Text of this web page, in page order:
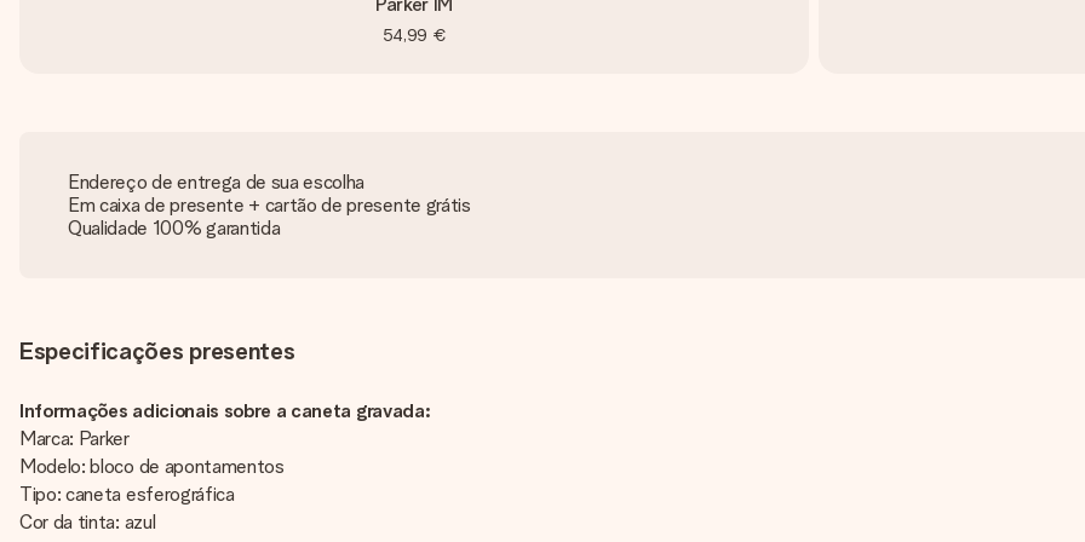
Parker IM
54,99 €
Endereço de entrega de sua escolha
Em caixa de presente + cartão de presente grátis
Qualidade 100% garantida
Especificações presentes
Informações adicionais sobre a caneta gravada:
Marca: Parker
Modelo: bloco de apontamentos
Tipo: caneta esferográfica
Cor da tinta: azul